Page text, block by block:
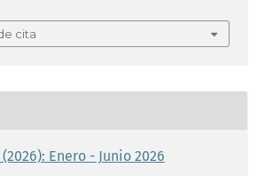
cita
Enero - Junio 2026